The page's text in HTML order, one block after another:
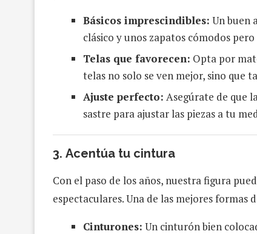
Básicos imprescindibles: Un buen
clásico y unos zapatos cómodos
Telas que favorecen: Opta por
telas no solo se ven mejor, sino que
Ajuste perfecto: Asegúrate de que
sastre para ajustar las piezas a tu
3. Acentúa tu cintura
Con el paso de los años, nuestra figura
espectaculares. Una de las mejores
Cinturones: Un cinturón bien